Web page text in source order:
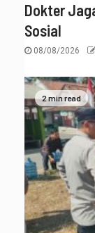
Dokter
Sosial
08/08/2026
2 min read